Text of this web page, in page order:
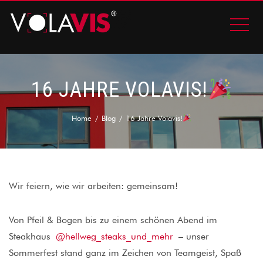
16 JAHRE VOLAVIS!
Home Blog 16 Jahre Volavis!
Wir feiern, wie wir arbeiten: gemeinsam!
Von Pfeil & Bogen bis zu einem schönen Abend im
Steakhaus @hellweg_steaks_und_mehr – unser
Sommerfest stand ganz im Zeichen von Teamgeist, Spaß